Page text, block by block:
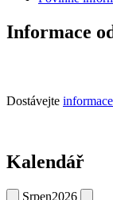
Informace
Dostávejte
Kalendář
Srpen2026